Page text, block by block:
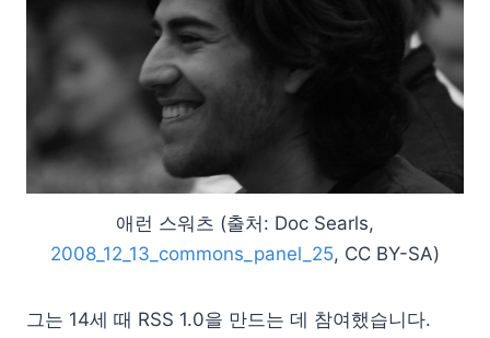
애런 스워츠 (출처: Doc Searls,
2008_12_13_commons_panel_25, CC BY-SA)
그는 14세 때 RSS 1.0을 만드는 데 참여했습니다.